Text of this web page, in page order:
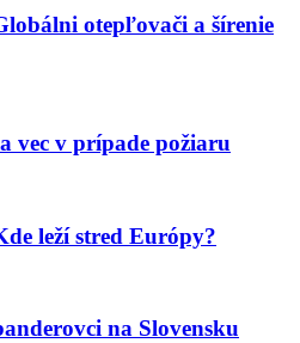
otepľovači a šírenie
vec v prípade požiaru
leží stred Európy?
na Slovensku